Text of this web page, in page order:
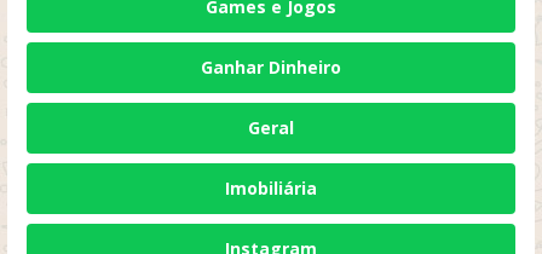
Games e Jogos
Ganhar Dinheiro
Geral
Imobiliária
Instagram